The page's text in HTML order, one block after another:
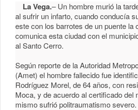
La Vega.– Un hombre murió la
al sufrir un infarto, cuando conducía
este con los barrotes de un puente la
comunica esta ciudad con el
al Santo Cerro.
Según reporte de la Autoridad
(Amet) el hombre fallecido fue
Rodríguez Morel, de 64 años, con
Moca, y de acuerdo al certificado del
mismo sufrió politraumatismo severo.